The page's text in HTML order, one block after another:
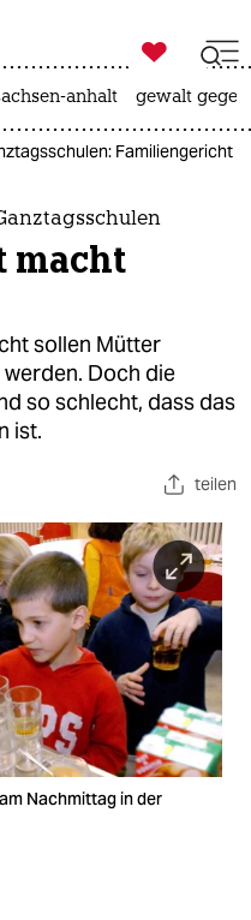

taz zahl ich
anhalt gewalt
Familiengericht
macht
sollen Mütter
Doch die
so schlecht, dass das
ist.
teilen
Nachmittag in der